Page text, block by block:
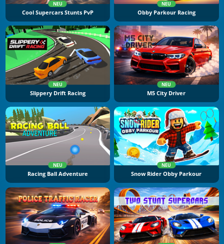
NEU
Cool Supercars Stunts PvP
NEU
Obby Parkour Racing
NEU
Slippery Drift Racing
NEU
M5 City Driver
NEU
Racing Ball Adventure
NEU
Snow Rider Obby Parkour